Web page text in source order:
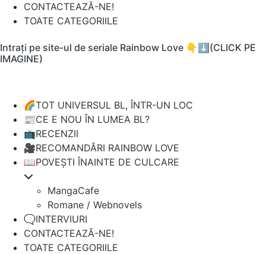
CONTACTEAZĂ-NE!
TOATE CATEGORIILE
Intrați pe site-ul de seriale Rainbow Love 👇⬇️(CLICK PE
IMAGINE)
🌈TOT UNIVERSUL BL, ÎNTR-UN LOC
📰CE E NOU ÎN LUMEA BL?
📺RECENZII
🎥RECOMANDĂRI RAINBOW LOVE
📖POVEȘTI ÎNAINTE DE CULCARE
MangaCafe
Romane / Webnovels
🗨️INTERVIURI
CONTACTEAZĂ-NE!
TOATE CATEGORIILE